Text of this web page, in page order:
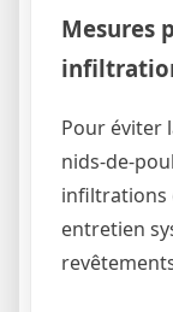
Mesures
Pour éviter
nids-de-
infiltrations
entretien